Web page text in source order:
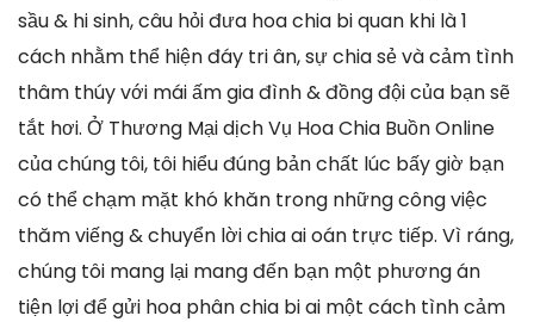
sầu & hi sinh, câu hỏi đưa hoa chia bi quan khi là 1
cách nhằm thể hiện đáy tri ân, sự chia sẻ và cảm tình
thâm thúy với mái ấm gia đình & đồng đội của bạn sẽ
tắt hơi. Ở Thương Mại dịch Vụ Hoa Chia Buồn Online
của chúng tôi, tôi hiểu đúng bản chất lúc bấy giờ bạn
có thể chạm mặt khó khăn trong những công việc
thăm viếng & chuyển lời chia ai oán trực tiếp. Vì ráng,
chúng tôi mang lại mang đến bạn một phương án
tiện lợi để gửi hoa phân chia bi ai một cách tình cảm